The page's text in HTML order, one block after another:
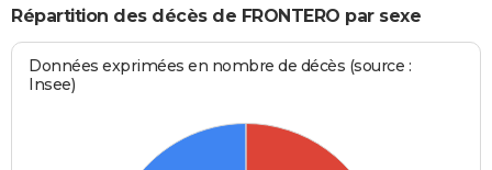
Répartition des décès de FRONTERO par sexe
Données exprimées en nombre de décès (source :
Insee)